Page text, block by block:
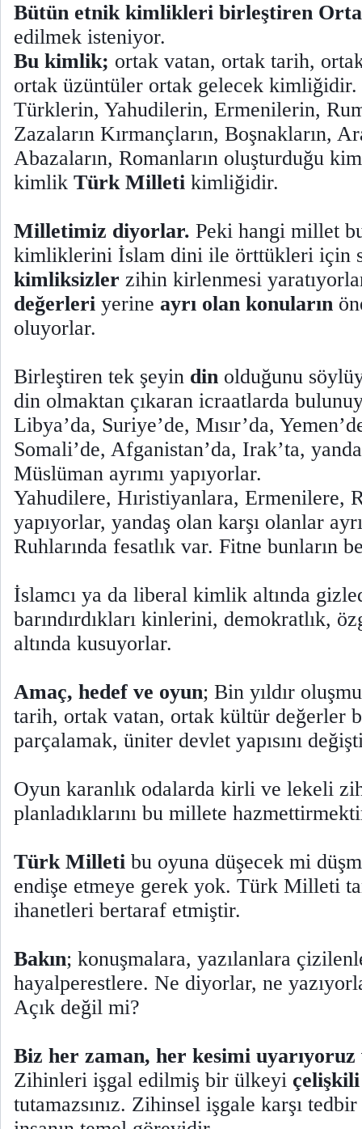
Bütün etnik kimlikleri birleştiren
edilmek isteniyor.
Bu kimlik; ortak vatan, ortak tarih,
ortak üzüntüler ortak gelecek kimliğidir.
Türklerin, Yahudilerin, Ermenilerin,
Zazaların Kırmançların, Boşnakların,
Abazaların, Romanların oluşturduğu
kimlik Türk Milleti kimliğidir.
Milletimiz diyorlar. Peki hangi millet
kimliklerini İslam dini ile örttükleri için
kimliksizler zihin kirlenmesi
değerleri yerine ayrı olan konuların
oluyorlar.
Birleştiren tek şeyin din olduğunu
din olmaktan çıkaran icraatlarda
Libya’da, Suriye’de, Mısır’da,
Somali’de, Afganistan’da, Irak’ta,
Müslüman ayrımı yapıyorlar.
Yahudilere, Hıristiyanlara, Ermenilere,
yapıyorlar, yandaş olan karşı olanlar
Ruhlarında fesatlık var. Fitne bunların
İslamcı ya da liberal kimlik altında
barındırdıkları kinlerini, demokratlık,
altında kusuyorlar.
Amaç, hedef ve oyun; Bin yıldır
tarih, ortak vatan, ortak kültür değerler
parçalamak, üniter devlet yapısını
Oyun karanlık odalarda kirli ve lekeli
planladıklarını bu millete
Türk Milleti bu oyuna düşecek mi
endişe etmeye gerek yok. Türk Milleti
ihanetleri bertaraf etmiştir.
Bakın; konuşmalara, yazılanlara
hayalperestlere. Ne diyorlar, ne
Açık değil mi?
Biz her zaman, her kesimi
Zihinleri işgal edilmiş bir ülkeyi
tutamazsınız. Zihinsel işgale karşı